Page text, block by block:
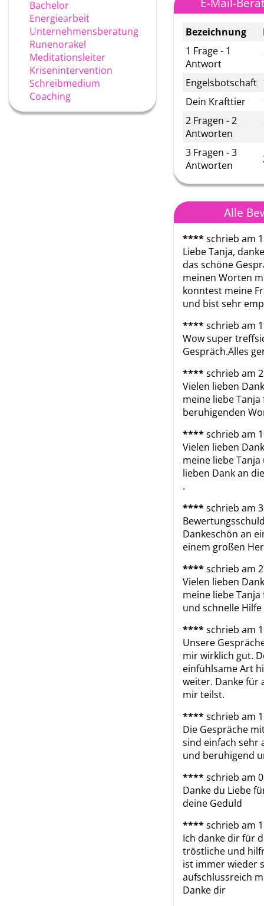
Bachelor
Energiearbeit
Unternehmensberatung
Runenorakel
Meditationsleiter
Krisenintervention
Schreibmedium
Coaching
Bezeichnung
1 Frage - 1
Antwort
Engelsbotschaft
Dein Krafttier
2 Fragen - 2
Antworten
3 Fragen - 3
Antworten
Alle
****schrieb am
Liebe Tanja,
das schöne
meinen Worten
konntest meine
und bist sehr
****schrieb am
Wow super
Gespräch.Alles
****schrieb am
Vielen lieben Dank
meine liebe
beruhigenden
****schrieb am
Vielen lieben Dank
meine liebe
lieben Dank an
.
****schrieb am
Dankeschön an
einem großen
****schrieb am
Vielen lieben Dank
meine liebe
und schnelle Hilfe
****schrieb am
Unsere
mir wirklich gut.
einfühlsame Art
weiter. Danke für
mir teilst.
****schrieb am
Die Gespräche
sind einfach sehr
und beruhigend
****schrieb am
Danke du Liebe
deine Geduld
****schrieb am
Ich danke dir für
tröstliche und
ist immer wieder
aufschlussreich
Danke dir